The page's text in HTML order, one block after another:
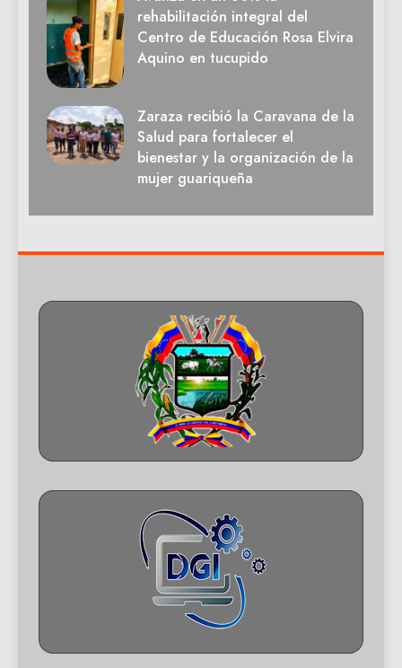
rehabilitación integral del
Centro de Educación Rosa Elvira
Aquino en tucupido
Zaraza recibió la Caravana de la
Salud para fortalecer el
bienestar y la organización de la
mujer guariqueña